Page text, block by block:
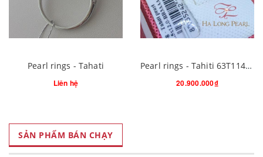
Pearl rings - Tahati
Liên hệ
Pearl rings - Tahiti 63T114G006S21 (Đ.300)
20.900.000₫
SẢN PHẨM BÁN CHẠY